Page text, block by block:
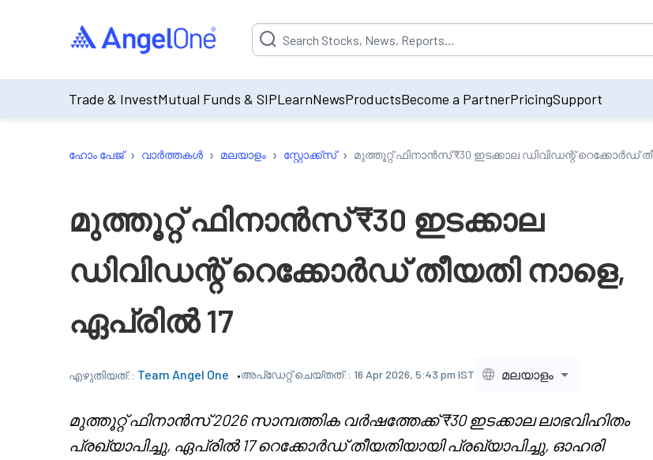
Suggestion will be populated by default on accessing the input field. On
Trade & InvestMutual Funds & SIPLearnNewsProductsBecome a PartnerPricingSupport
ഹോം പേജ് › വാർത്തകൾ › മലയാളം › സ്റ്റോക്ക്‌സ് › മുത്തൂറ്റ് ഫിനാൻസ് ₹30 ഇടക്കാല ഡിവിഡന്റ് റെക്കോർഡ്
മുത്തൂറ്റ് ഫിനാൻസ് ₹30 ഇടക്കാല
ഡിവിഡന്റ് റെക്കോർഡ് തീയതി നാളെ,
ഏപ്രിൽ 17
എഴുതിയത്:: Team Angel One അപ്‌ഡേറ്റ് ചെയ്തത്:: 16 Apr 2026, 5:43 pm IST മലയാളം
മുത്തൂറ്റ് ഫിനാൻസ് 2026 സാമ്പത്തിക വർഷത്തേക്ക് ₹30 ഇടക്കാല ലാഭവിഹിതം
പ്രഖ്യാപിച്ചു, ഏപ്രിൽ 17 റെക്കോർഡ് തീയതിയായി പ്രഖ്യാപിച്ചു, ഓഹരി